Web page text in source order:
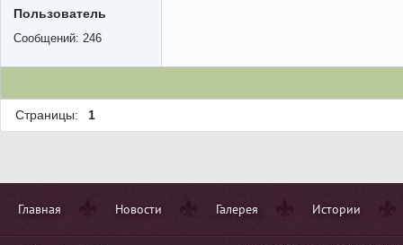
Пользователь
Сообщений: 246
Страницы: 1
Главная Новости Галерея Истории